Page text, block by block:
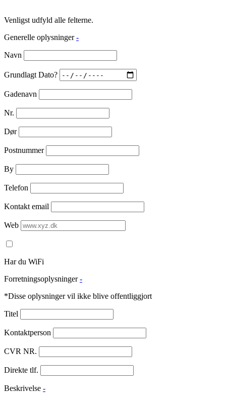
Venligst udfyld alle felterne.
Generelle oplysninger -
Navn
Grundlagt Dato?
Gadenavn
Nr.
Dør
Postnummer
By
Telefon
Kontakt email
Web
Har du WiFi
Forretningsoplysninger -
*Disse oplysninger vil ikke blive offentliggjort
Titel
Kontaktperson
CVR NR.
Direkte tlf.
Beskrivelse -